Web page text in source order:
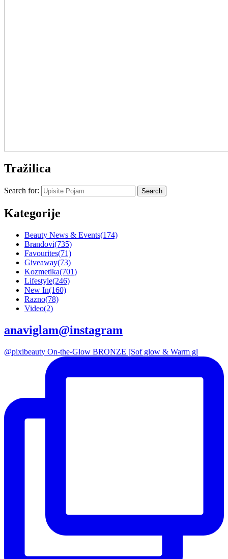
Tražilica
Search for:
Kategorije
Beauty News & Events(174)
Brandovi(735)
Favourites(71)
Giveaway(73)
Kozmetika(701)
Lifestyle(246)
New In(160)
Razno(78)
Video(2)
anaviglam@instagram
@pixibeauty On-the-Glow BRONZE [Sof glow & Warm gl